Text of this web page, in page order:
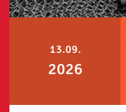
13.09.
2026